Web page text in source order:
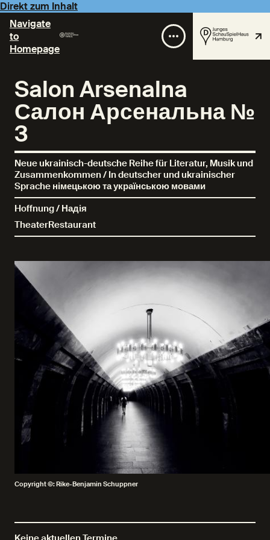
Direkt zum Inhalt
Navigate
to
Homepage
Salon Arsenalna
Салон Арсенальна №
3
Neue ukrainisch-deutsche Reihe für Literatur, Musik und
Zusammenkommen / In deutscher und ukrainischer
Sprache німецькою та українською мовами
Hoffnung / Надія
TheaterRestaurant
Copyright ©: Rike-Benjamin Schuppner